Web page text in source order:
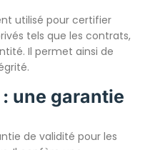
utilisé pour certifier
tels que les contrats,
Il permet ainsi de
une garantie
de validité pour les